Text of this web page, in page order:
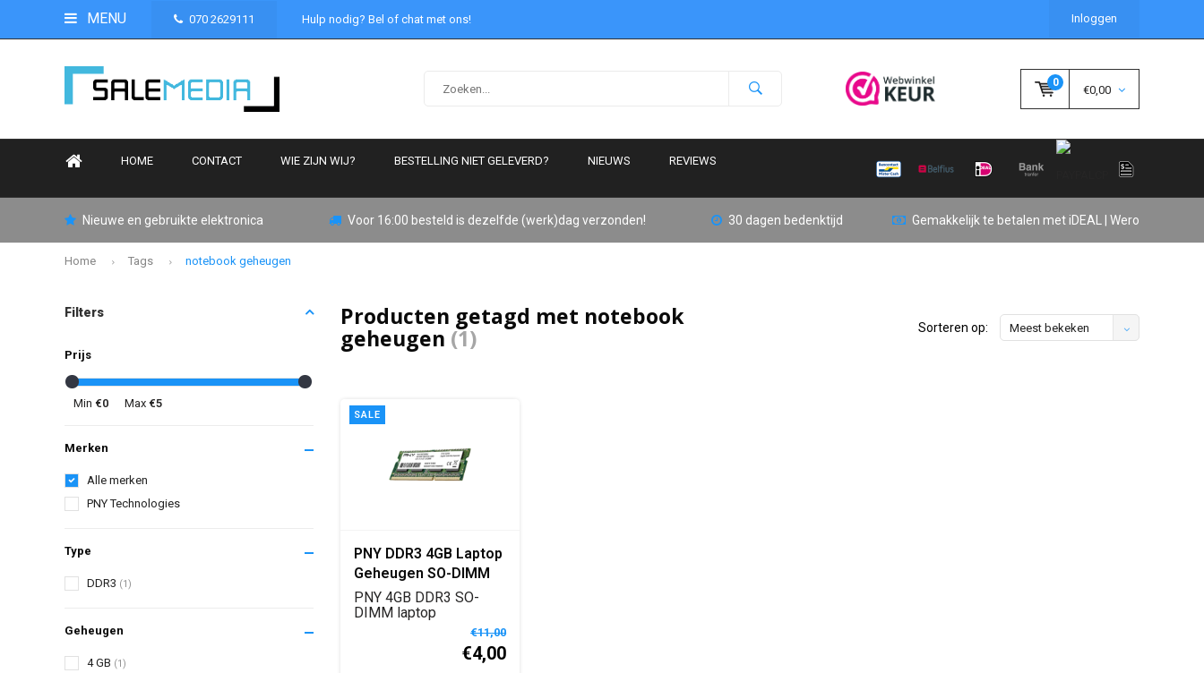
MENU 070 2629111 Hulp nodig? Bel of chat met ons! Inloggen
0
€0,00
HOME CONTACT WIE ZIJN WIJ? BESTELLING NIET GELEVERD? NIEUWS REVIEWS
Nieuwe en gebruikte elektronica Voor 16:00 besteld is dezelfde (werk)dag verzonden! 30 dagen bedenktijd Gemakkelijk te betalen met iDEAL | Wero
Home Tags notebook geheugen
Filters
Prijs
Min €0 Max €5
Merken
Alle merken
PNY Technologies
Type
DDR3 (1)
Geheugen
4 GB (1)
Producten getagd met notebook
geheugen (1) Sorteren op: Meest bekeken
SALE
PNY DDR3 4GB Laptop
Geheugen SO-DIMM
PNY 4GB DDR3 SO-
DIMM laptop
geheugenmodule voor€11,00
€4,00